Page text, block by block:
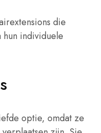
die
hun individuele
optie, omdat ze